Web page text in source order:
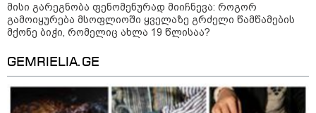
09:00 / 07-08-2026
18 წელი აგვისტოს ომიდან - ტრაგიკული
შესაძლოა, აღარ გვახსოვს
11:42 / 07-08-2026
მისი გარეგნობა ფენომენურად მიიჩნევა: როგორ
გამოიყურება მსოფლიოში ყველაზე გრძელი წამწამების
მქონე ბიჭი, რომელიც ახლა 19 წლისაა?
GEMRIELIA.GE